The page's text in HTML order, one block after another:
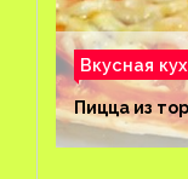
Вкусная
Пицца из